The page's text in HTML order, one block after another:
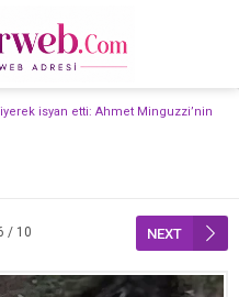
isyan etti: Ahmet Minguzzi’nin
/ 10 NEXT